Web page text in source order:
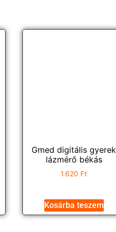
Gmed digitális gyerek
lázmérő békás
1.620 Ft
Kosárba teszem